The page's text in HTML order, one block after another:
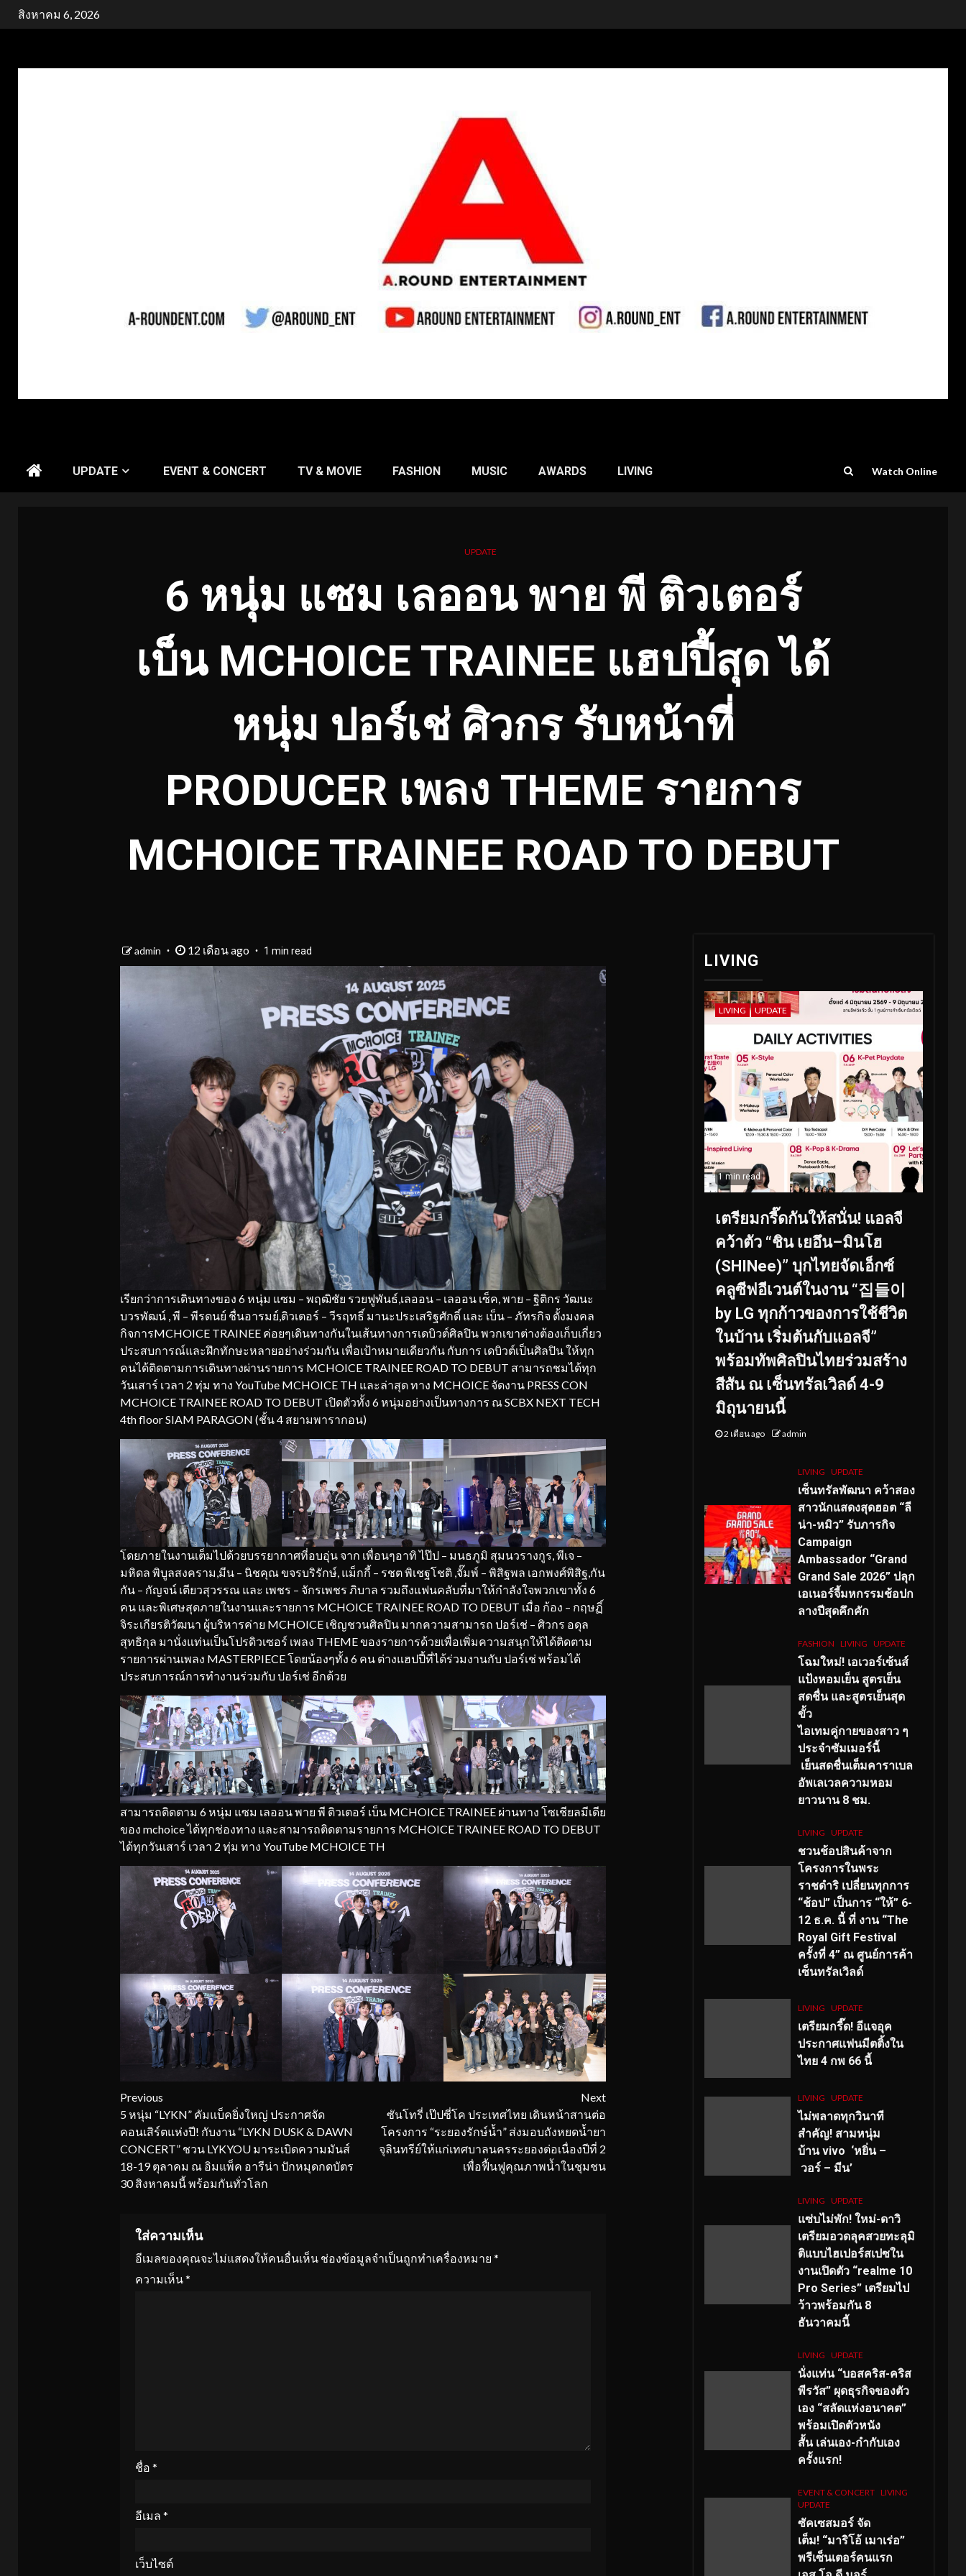
Skipสิงหาคม 6, 2026
UPDATE EVENT & CONCERT TV & MOVIE FASHION MUSIC AWARDS LIVING Watch Online
UPDATE
6 หนุ่ม แซม เลออน พาย พี ติวเตอร์
เบ็น MCHOICE TRAINEE แฮปปี้สุด ได้
หนุ่ม ปอร์เช่ ศิวกร รับหน้าที่
PRODUCER เพลง THEME รายการ
MCHOICE TRAINEE ROAD TO DEBUT
admin 12 เดือน ago 1 min read
เรียกว่าการเดินทางของ 6 หนุ่ม แซม – พฤฒิชัย รวยฟูพันธ์,เลออน – เลออน เซ็ค, พาย – ฐิติกร วัฒนะ
บวรพัฒน์ , พี – พีรดนย์ ชื่นอารมย์,ติวเตอร์ – วีรฤทธิ์ มานะประเสริฐศักดิ์ และ เบ็น – ภัทรกิจ ตั้งมงคล
กิจการMCHOICE TRAINEE ค่อยๆเดินทางกันในเส้นทางการเดบิวต์ศิลปิน พวกเขาต่างต้องเก็บเกี่ยว
ประสบการณ์และฝึกทักษะหลายอย่างร่วมกัน เพื่อเป้าหมายเดียวกัน กับการ เดบิวต์เป็นศิลปิน ให้ทุก
คนได้ติดตามการเดินทางผ่านรายการ MCHOICE TRAINEE ROAD TO DEBUT สามารถชมได้ทุก
วันเสาร์ เวลา 2 ทุ่ม ทาง YouTube MCHOICE TH และล่าสุด ทาง MCHOICE จัดงาน PRESS CON
MCHOICE TRAINEE ROAD TO DEBUT เปิดตัวทั้ง 6 หนุ่มอย่างเป็นทางการ ณ SCBX NEXT TECH
4th floor SIAM PARAGON (ชั้น 4 สยามพารากอน)
โดยภายในงานเต็มไปด้วยบรรยากาศที่อบอุ่น จาก เพื่อนๆอาทิ ไป๊ป – มนธภูมิ สุมนวรางกูร, พีเจ –
มหิดล พิบูลสงคราม,มีน – นิชคุณ ขจรบริรักษ์, แม็กกี้ – รชต พิเชฐโชติ ,จั๊มพ์ – พิสิฐพล เอกพงศ์พิสิฐ,กัน
กัน – กัญจน์ เตียวสุวรรณ และ เพชร – จักรเพชร ภิบาล รวมถึงแฟนคลับที่มาให้กำลังใจพวกเขาทั้ง 6
คน และพิเศษสุดภายในงานและรายการ MCHOICE TRAINEE ROAD TO DEBUT เมื่อ ก้อง – กฤษฏิ์
จิระเกียรติวัฒนา ผู้บริหารค่าย MCHOICE เชิญชวนศิลปิน มากความสามารถ ปอร์เช่ – ศิวกร อดุล
สุทธิกุล มานั่งแท่นเป็นโปรดิวเซอร์ เพลง THEME ของรายการด้วยเพื่อเพิ่มความสนุกให้ได้ติดตาม
รายการผ่านเพลง MASTERPIECE โดยน้องๆทั้ง 6 คน ต่างแฮปปี้ที่ได้ร่วมงานกับ ปอร์เช่ พร้อมได้
ประสบการณ์การทำงานร่วมกับ ปอร์เช่ อีกด้วย
สามารถติดตาม 6 หนุ่ม แซม เลออน พาย พี ติวเตอร์ เบ็น MCHOICE TRAINEE ผ่านทาง โซเชียลมีเดีย
ของ mchoice ได้ทุกช่องทาง และสามารถติดตามรายการ MCHOICE TRAINEE ROAD TO DEBUT
ได้ทุกวันเสาร์ เวลา 2 ทุ่ม ทาง YouTube MCHOICE TH
Continue
Reading
Previous
5 หนุ่ม “LYKN” คัมแบ็คยิ่งใหญ่ ประกาศจัด
คอนเสิร์ตแห่งปี! กับงาน “LYKN DUSK & DAWN
CONCERT” ชวน LYKYOU มาระเบิดความมันส์
18-19 ตุลาคม ณ อิมแพ็ค อารีน่า ปักหมุดกดบัตร
30 สิงหาคมนี้ พร้อมกันทั่วโลก
Next
ซันโทรี่ เป๊ปซี่โค ประเทศไทย เดินหน้าสานต่อ
โครงการ “ระยองรักษ์น้ำ” ส่งมอบถังหยดน้ำยา
จุลินทรีย์ให้แก่เทศบาลนครระยองต่อเนื่องปีที่ 2
เพื่อฟื้นฟูคุณภาพน้ำในชุมชน
ใส่ความเห็น
อีเมลของคุณจะไม่แสดงให้คนอื่นเห็น ช่องข้อมูลจำเป็นถูกทำเครื่องหมาย *
ความเห็น*
ชื่อ *
อีเมล *
เว็บไซต์
LIVING
LIVING UPDATE
1 min read
เตรียมกรี๊ดกันให้สนั่น! แอลจี
คว้าตัว “ชิน เยอึน–มินโฮ
(SHINee)” บุกไทยจัดเอ็กซ์
คลูซีฟอีเวนต์ในงาน “집들이
by LG ทุกก้าวของการใช้ชีวิต
ในบ้าน เริ่มต้นกับแอลจี”
พร้อมทัพศิลปินไทยร่วมสร้าง
สีสัน ณ เซ็นทรัลเวิลด์ 4-9
มิถุนายนนี้
2 เดือน ago admin
LIVING UPDATE
เซ็นทรัลพัฒนา คว้าสอง
สาวนักแสดงสุดฮอต “ลี
น่า-หมิว” รับภารกิจ
Campaign
Ambassador “Grand
Grand Sale 2026” ปลุก
เอเนอร์จี้มหกรรมช้อปก
ลางปีสุดคึกคัก
FASHION LIVING UPDATE
โฉมใหม่! เอเวอร์เซ้นส์
แป้งหอมเย็น สูตรเย็น
สดชื่น และสูตรเย็นสุด
ขั้ว
ไอเทมคู่กายของสาว ๆ
ประจำซัมเมอร์นี้
เย็นสดชื่นเต็มคาราเบล
อัพเลเวลความหอม
ยาวนาน 8 ชม.
LIVING UPDATE
ชวนช้อปสินค้าจาก
โครงการในพระ
ราชดำริ เปลี่ยนทุกการ
“ช้อป” เป็นการ “ให้” 6-
12 ธ.ค. นี้ ที่ งาน “The
Royal Gift Festival
ครั้งที่ 4” ณ ศูนย์การค้า
เซ็นทรัลเวิลด์
LIVING UPDATE
เตรียมกรี๊ด! อีแจอุค
ประกาศแฟนมีตติ้งใน
ไทย 4 กพ 66 นี้
LIVING UPDATE
ไม่พลาดทุกวินาที
สำคัญ! สามหนุ่ม
บ้าน vivo ‘หยิ่น –
วอร์ – มีน’
LIVING UPDATE
แซ่บไม่พัก! ใหม่-ดาวิ
เตรียมอวดลุคสวยทะลุมิ
ติแบบไฮเปอร์สเปซใน
งานเปิดตัว “realme 10
Pro Series” เตรียมไป
ว้าวพร้อมกัน 8
ธันวาคมนี้
LIVING UPDATE
นั่งแท่น “บอสคริส-คริส
พีรวัส” ผุดธุรกิจของตัว
เอง “สลัดแห่งอนาคต”
พร้อมเปิดตัวหนัง
สั้น เล่นเอง-กำกับเอง
ครั้งแรก!
EVENT & CONCERT LIVING
UPDATE
ซัคเซสมอร์ จัด
เต็ม! “มาริโอ้ เมาเร่อ”
พรีเซ็นเตอร์คนแรก